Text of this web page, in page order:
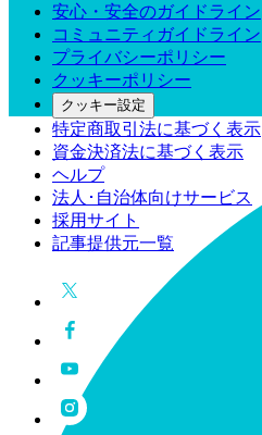
安心・安全のガイドライン
コミュニティガイドライン
プライバシーポリシー
クッキーポリシー
クッキー設定
特定商取引法に基づく表示
資金決済法に基づく表示
ヘルプ
法人･自治体向けサービス
採用サイト
記事提供元一覧